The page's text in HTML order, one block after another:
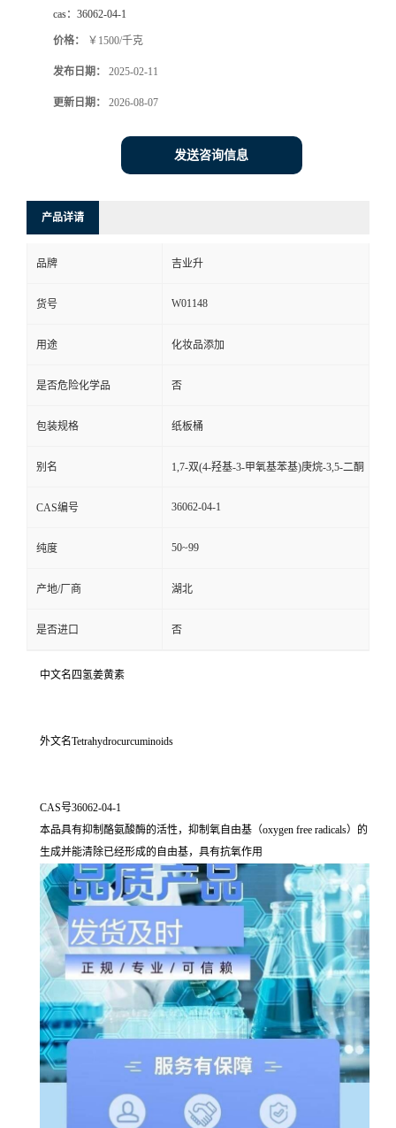
cas： 36062-04-1
价格： ￥1500/千克
发布日期： 2025-02-11
更新日期： 2026-08-07
发送咨询信息
产品详请
品牌 吉业升
货号 W01148
用途 化妆品添加
是否危险化学品 否
包装规格 纸板桶
别名 1,7-双(4-羟基-3-甲氧基苯基)庚烷-3,5-二酮
CAS编号 36062-04-1
纯度 50~99
产地/厂商 湖北
是否进口 否
中文名四氢姜黄素
外文名Tetrahydrocurcuminoids
CAS号36062-04-1
本品具有抑制酪氨酸酶的活性，抑制氧自由基（oxygen free radicals）的
生成并能清除已经形成的自由基，具有抗氧作用